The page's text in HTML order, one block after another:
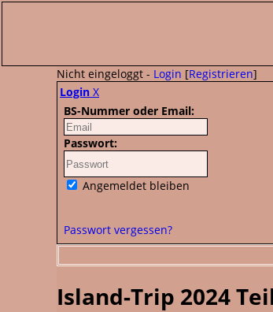
Nicht eingeloggt - Login [Registrieren]
Login X
BS-Nummer oder Email:
Passwort:
Angemeldet bleiben
Passwort vergessen?
Island-Trip 2024